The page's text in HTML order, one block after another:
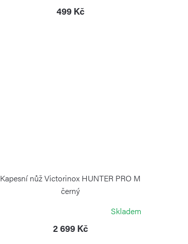
499 Kč
Kapesní nůž Victorinox HUNTER PRO M
černý
Skladem
2 699 Kč